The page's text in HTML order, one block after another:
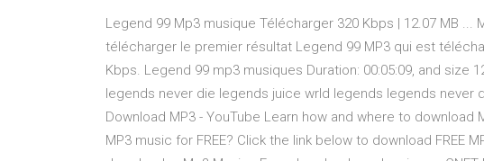
Legend 99 Mp3 musique Télécharger 320 Kbps | 12.07 MB
télécharger le premier résultat Legend 99 MP3 qui est
Kbps. Legend 99 mp3 musiques Duration: 00:05:09, and size
legends never die legends juice wrld legends legends never
Download MP3 - YouTube Learn how and where to download
MP3 music for FREE? Click the link below to download FREE